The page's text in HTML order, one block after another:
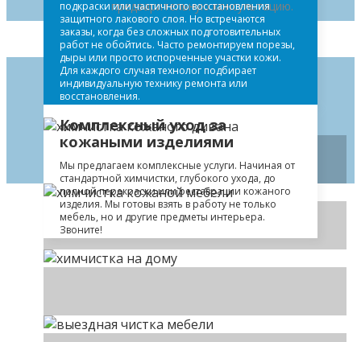
предварительную консультацию.
подкраски или частичного восстановления
защитного лакового слоя. Но встречаются
заказы, когда без сложных подготовительных
работ не обойтись. Часто ремонтируем порезы,
дыры или просто испорченные участки кожи.
Для каждого случая технолог подбирает
индивидуальную технику ремонта или
восстановления.
Комплексный уход за
кожаными изделиями
Мы предлагаем комплексные услуги. Начиная от
стандартной химчистки, глубокого ухода, до
полной перекраски или реставрации кожаного
изделия. Мы готовы взять в работу не только
мебель, но и другие предметы интерьера.
Звоните!